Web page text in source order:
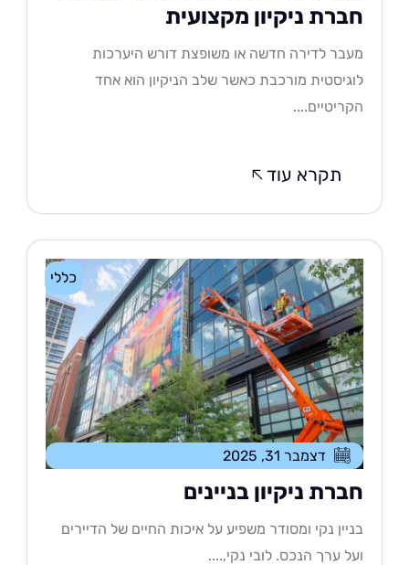
ניקיון מקצועית
לדירה חדשה או משופצת דורש היערכות
מורכבת כאשר שלב הניקיון הוא אחד
תקרא עוד
כללי
דצמבר 31, 2025
ניקיון בניינים
נקי ומסודר משפיע על איכות החיים של הדיירים
ערך הנכס. לובי נקי,....